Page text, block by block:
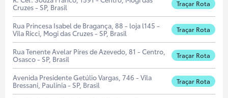
Cruzes - SP, Brasil
Traçar Rota
Rua Princesa Isabel de Bragança, 88 - loja l145 -
Vila Ricci, Mogi das Cruzes - SP, Brasil
Traçar Rota
Rua Tenente Avelar Píres de Azevedo, 81 - Centro,
Osasco - SP, Brasil
Traçar Rota
Avenida Presidente Getúlio Vargas, 746 - Vila
Bressani, Paulínia - SP, Brasil
Traçar Rota